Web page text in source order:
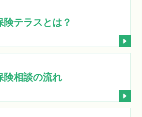
険テラスとは？
険相談の流れ